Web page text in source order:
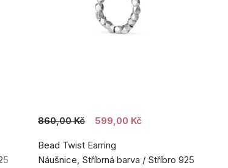
860,00 Kč 599,00 Kč
Bead Twist Earring
Náušnice, Stříbrná barva / Stříbro 925